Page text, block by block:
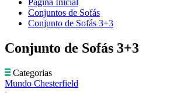
Página Inicial
Conjuntos de Sofás
Conjunto de Sofás 3+3
Conjunto de Sofás 3+3
Categorias
Mundo Chesterfield